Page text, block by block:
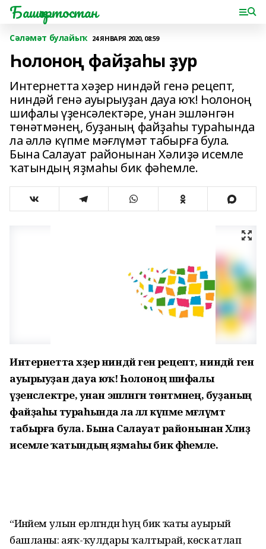
Башҡортостан
Сәләмәт булайыҡ 24 ЯНВАРЯ 2020, 08:59
Һолоноң файҙаһы ҙур
Интернетта хәҙер ниндәй генә рецепт,
ниндәй генә ауырыуҙан дауа юҡ! Һолоноң
шифалы үҙенсәлектәре, унан эшләнгән
төнәтмәнең, буҙаның файҙаһы тураһында
ла әллә күпме мәғлүмәт табырға була.
Бына Салауат райо­нынан Хәлиҙә исемле
ҡатындың яҙмаһы бик фәһемле.
Интернетта хәҙер ниндәй генә рецепт, ниндәй генә
ауырыуҙан дауа юҡ! Һолоноң шифалы
үҙенсәлектәре, унан эшләнгән төнәтмәнең, буҙаның
файҙаһы тураһында ла әллә күпме мәғлүмәт
табырға була. Бына Салауат райо­нынан Хәлиҙә
исемле ҡатындың яҙмаһы бик фәһемле.
“Инәйем улын ерләгәндән һуң бик ҡаты ауырый
башланы: аяҡ-ҡулдары ҡалтырай, көскә атлап